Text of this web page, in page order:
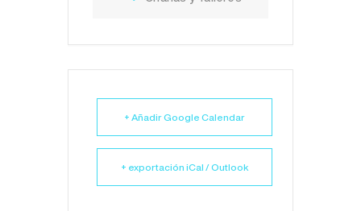
+ Añadir Google Calendar
+ exportación iCal / Outlook